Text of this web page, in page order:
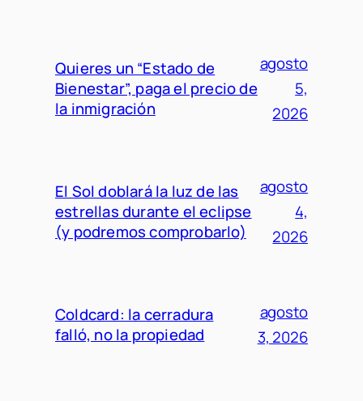
Quieres un “Estado de
Bienestar”, paga el precio de
la inmigración
agosto
5,
2026
El Sol doblará la luz de las
estrellas durante el eclipse
(y podremos comprobarlo)
agosto
4,
2026
Coldcard: la cerradura
falló, no la propiedad
agosto
3, 2026